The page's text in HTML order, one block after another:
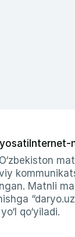
Internet-
Matnli
qo‘yiladi.